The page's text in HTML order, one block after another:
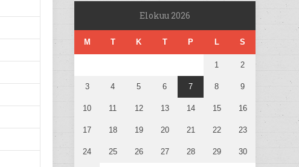
Elokuu 2026
M T K T P L S
1 2
3 4 5 6 7 8 9
10 11 12 13 14 15 16
17 18 19 20 21 22 23
24 25 26 27 28 29 30